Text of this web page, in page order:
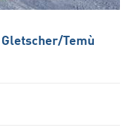
​Temù